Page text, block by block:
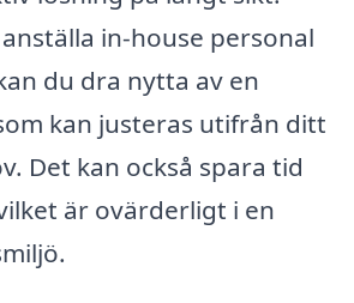
in-house personal
du dra nytta av en
kan justeras utifrån ditt
Det kan också spara tid
är ovärderligt i en